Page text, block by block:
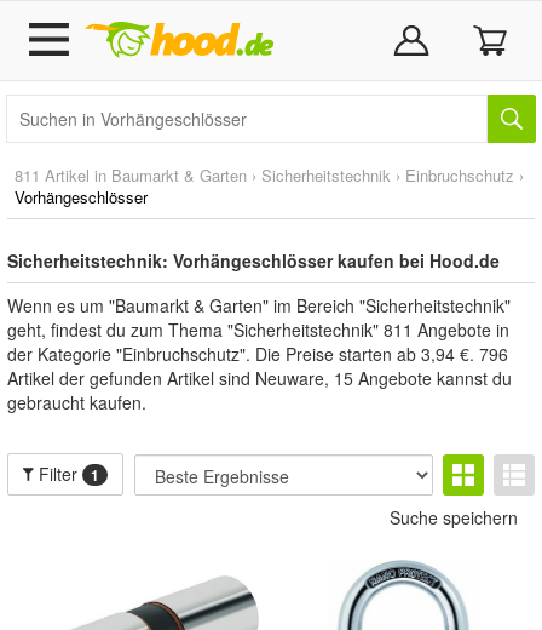
811 Artikel in Baumarkt & Garten › Sicherheitstechnik › Einbruchschutz ›
Vorhängeschlösser
Sicherheitstechnik: Vorhängeschlösser kaufen bei Hood.de
Wenn es um "Baumarkt & Garten" im Bereich "Sicherheitstechnik"
geht, findest du zum Thema "Sicherheitstechnik" 811 Angebote in
der Kategorie "Einbruchschutz". Die Preise starten ab 3,94 €. 796
Artikel der gefunden Artikel sind Neuware, 15 Angebote kannst du
gebraucht kaufen.
Filter 1
Suche speichern